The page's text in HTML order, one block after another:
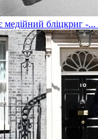
медійний бліцкриг -...